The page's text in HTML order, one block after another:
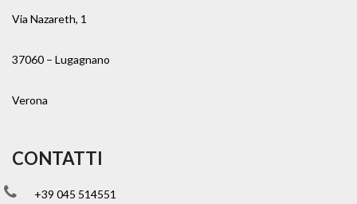
Via Nazareth, 1
37060 – Lugagnano
Verona
CONTATTI
+39 045 514551